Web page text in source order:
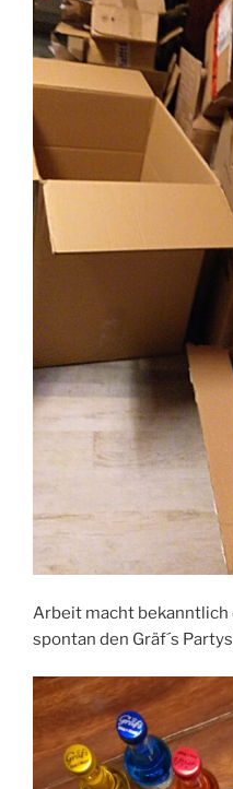
Arbeit macht bekanntlich
spontan den Gräf´s